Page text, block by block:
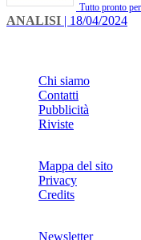
Tutto pronto
ANALISI | 18/04/2024
Chi siamo
Contatti
Pubblicità
Riviste
Mappa del sito
Privacy
Credits
Newsletter